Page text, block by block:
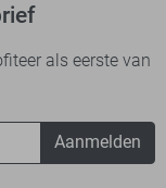
als eerste van
Aanmelden